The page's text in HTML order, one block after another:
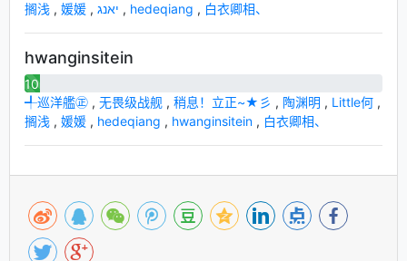
搁浅 , 媛媛 , יאנג , hedeqiang , 白衣卿相、
hwanginsitein
10
╃巡洋艦㊣ , 无畏级战舰 , 稍息！立正~★彡 , 陶渊明 , Little何 ,
搁浅 , 媛媛 , hedeqiang , hwanginsitein , 白衣卿相、